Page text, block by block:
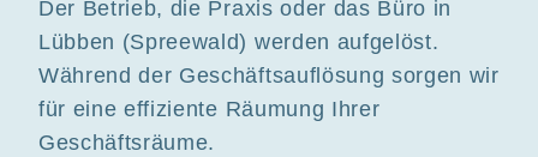
Der Betrieb, die Praxis oder das Büro in
Lübben (Spreewald) werden aufgelöst.
Während der Geschäftsauflösung sorgen wir
für eine effiziente Räumung Ihrer
Geschäftsräume.